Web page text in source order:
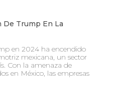
De Trump En La
en 2024 ha encendido
mexicana, un sector
Con la amenaza de
en México, las empresas